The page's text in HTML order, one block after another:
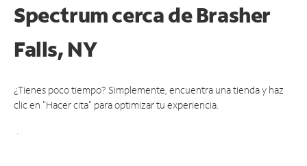
Spectrum cerca deBrasher
Falls, NY
¿Tienes poco tiempo? Simplemente, encuentra una tienda y haz
clic en "Hacer cita" para optimizar tu experiencia.